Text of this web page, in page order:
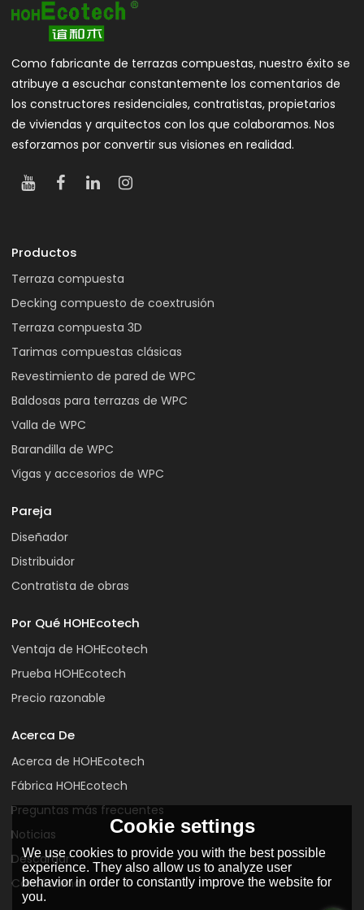
Como fabricante de terrazas compuestas, nuestro éxito se
atribuye a escuchar constantemente los comentarios de
los constructores residenciales, contratistas, propietarios
de viviendas y arquitectos con los que colaboramos. Nos
esforzamos por convertir sus visiones en realidad.
Productos
Terraza compuesta
Decking compuesto de coextrusión
Terraza compuesta 3D
Tarimas compuestas clásicas
Revestimiento de pared de WPC
Baldosas para terrazas de WPC
Valla de WPC
Barandilla de WPC
Vigas y accesorios de WPC
Pareja
Diseñador
Distribuidor
Contratista de obras
Por Qué HOHEcotech
Ventaja de HOHEcotech
Prueba HOHEcotech
Precio razonable
Acerca De
Acerca de HOHEcotech
Fábrica HOHEcotech
Preguntas más frecuentes
Noticias
Descargar
Contáctenos
Cookie settings
We use cookies to provide you with the best possible
experience. They also allow us to analyze user
behavior in order to constantly improve the website for
you.